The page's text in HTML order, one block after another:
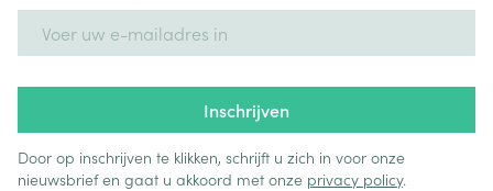
Inschrijven
Door op inschrijven te klikken, schrijft u zich in voor onze
nieuwsbrief en gaat u akkoord met onze privacy policy.